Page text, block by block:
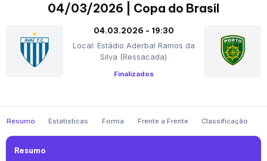
04/03/2026 | Copa do Brasil
04.03.2026 - 19:30
Local: Estádio Aderbal Ramos da
Silva (Ressacada)
Finalizados
Resumo Estatísticas Forma Frente a Frente Classificação
Resumo